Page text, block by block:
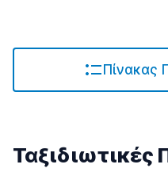
Πίνακας
Ταξιδιωτικές